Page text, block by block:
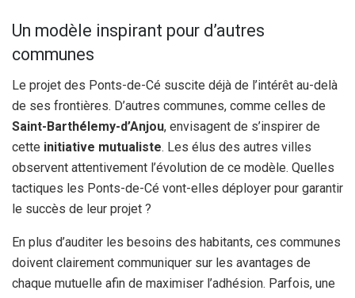
Un modèle inspirant pour d’autres
communes
Le projet des Ponts-de-Cé suscite déjà de l’intérêt au-delà
de ses frontières. D’autres communes, comme celles de
Saint-Barthélemy-d’Anjou, envisagent de s’inspirer de
cette initiative mutualiste. Les élus des autres villes
observent attentivement l’évolution de ce modèle. Quelles
tactiques les Ponts-de-Cé vont-elles déployer pour garantir
le succès de leur projet ?
En plus d’auditer les besoins des habitants, ces communes
doivent clairement communiquer sur les avantages de
chaque mutuelle afin de maximiser l’adhésion. Parfois, une